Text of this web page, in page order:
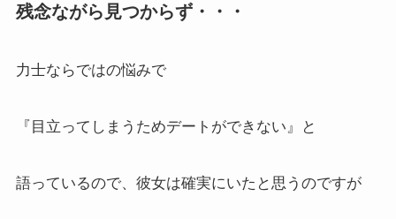
残念ながら見つからず・・・
力士ならではの悩みで
『目立ってしまうためデートができない』と
語っているので、彼女は確実にいたと思うのですが